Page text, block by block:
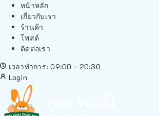
หน้าหลัก
เกี่ยวกับเรา
ร้านค้า
โพสต์
ติดต่อเรา
เวลาทำการ: 09:00 - 20:30
Login